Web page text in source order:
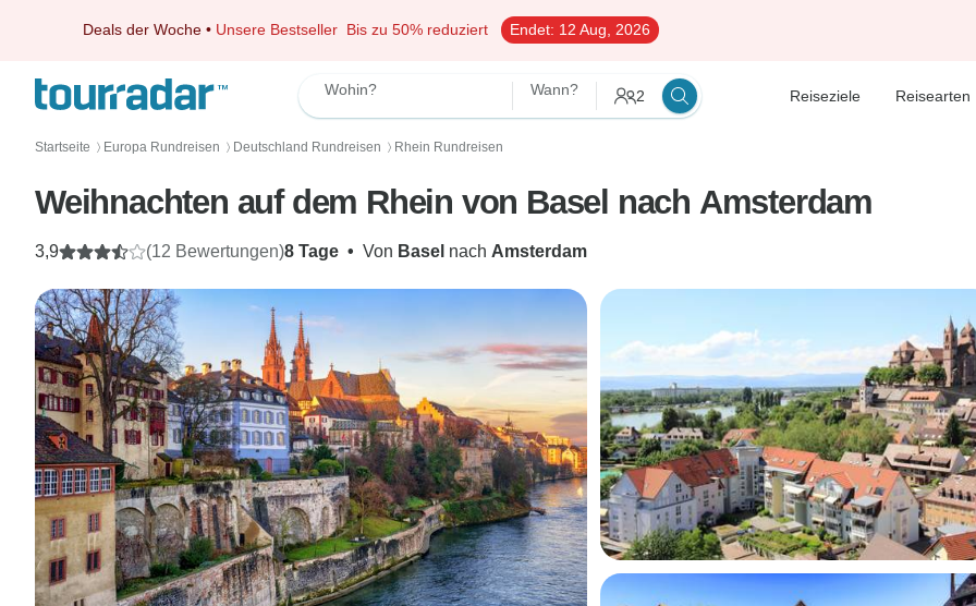
Deals der Woche • Unsere Bestseller Bis zu 50% reduziert Endet: 12 Aug, 2026
Wohin? Wann? 2 Reiseziele Reisearten
Startseite 〉 Europa Rundreisen 〉 Deutschland Rundreisen 〉 Rhein Rundreisen
Weihnachten auf dem Rhein von Basel nach Amsterdam
8 Tage • Von Basel nach Amsterdam
3,9 (12 Bewertungen)